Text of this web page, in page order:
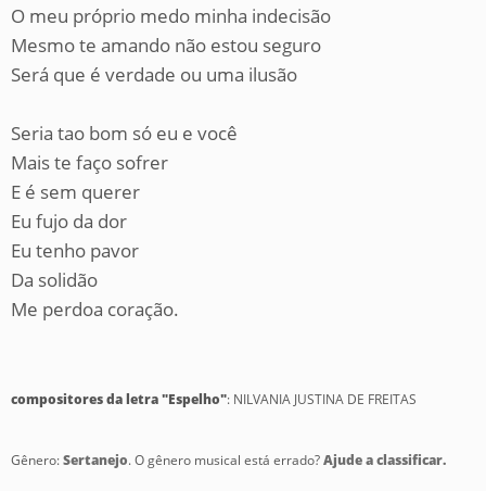
O meu próprio medo minha indecisão
Mesmo te amando não estou seguro
Será que é verdade ou uma ilusão
Seria tao bom só eu e você
Mais te faço sofrer
E é sem querer
Eu fujo da dor
Eu tenho pavor
Da solidão
Me perdoa coração.
compositores da letra "Espelho": NILVANIA JUSTINA DE FREITAS
Gênero:Sertanejo. O gênero musical está errado?Ajude a classificar.